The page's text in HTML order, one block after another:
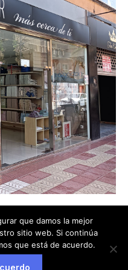
que damos la mejor
sitio web. Si continúa
que está de acuerdo.